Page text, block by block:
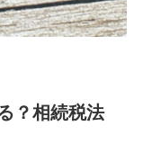
？相続税法